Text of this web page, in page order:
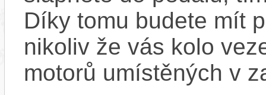
Díky tomu budete mít
nikoliv že vás kolo
motorů umístěných v